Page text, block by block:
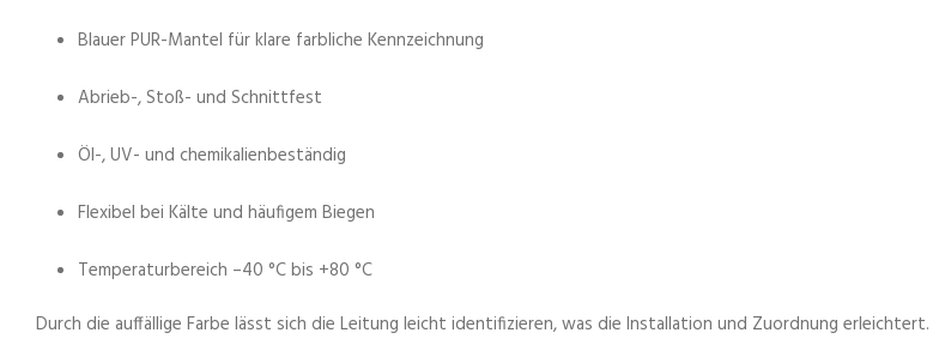
Blauer PUR-Mantel für klare farbliche Kennzeichnung
Abrieb-, Stoß- und Schnittfest
Öl-, UV- und chemikalienbeständig
Flexibel bei Kälte und häufigem Biegen
Temperaturbereich –40 °C bis +80 °C
Durch die auffällige Farbe lässt sich die Leitung leicht identifizieren, was die Installation und Zuordnung erleichtert.